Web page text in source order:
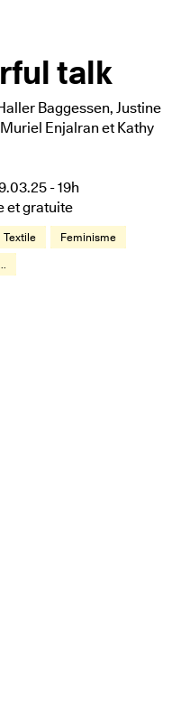
talk
Baggessen, Justine
Enjalran et Kathy
- 19h
et gratuite
Textile
Feminisme